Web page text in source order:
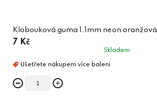
Klobouková guma 1,1mm neon oranžová
7 Kč
Skladem